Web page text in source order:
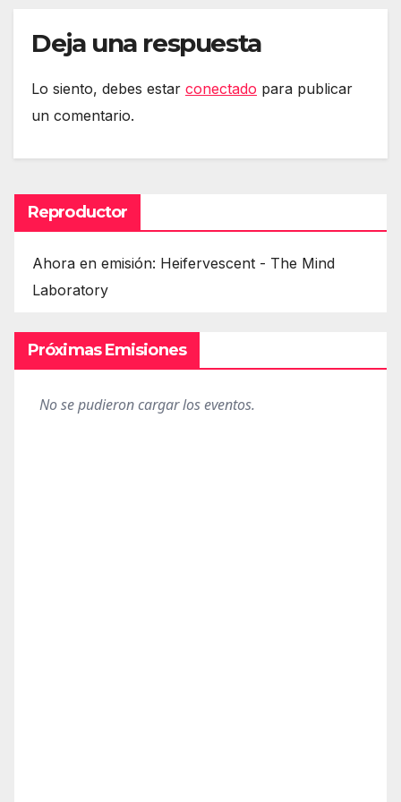
Deja una respuesta
Lo siento, debes estar conectado para publicar
un comentario.
Reproductor
Ahora en emisión: Heifervescent - The Mind
Laboratory
Próximas Emisiones